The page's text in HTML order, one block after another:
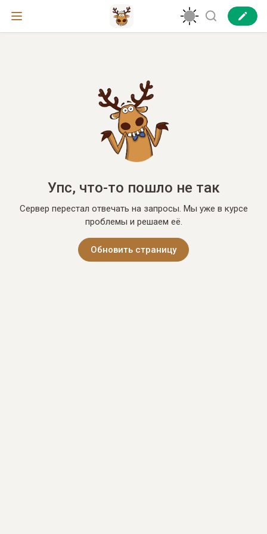
Упс, что-то пошло не так
Сервер перестал отвечать на запросы. Мы уже в курсе
проблемы и решаем её.
Обновить страницу